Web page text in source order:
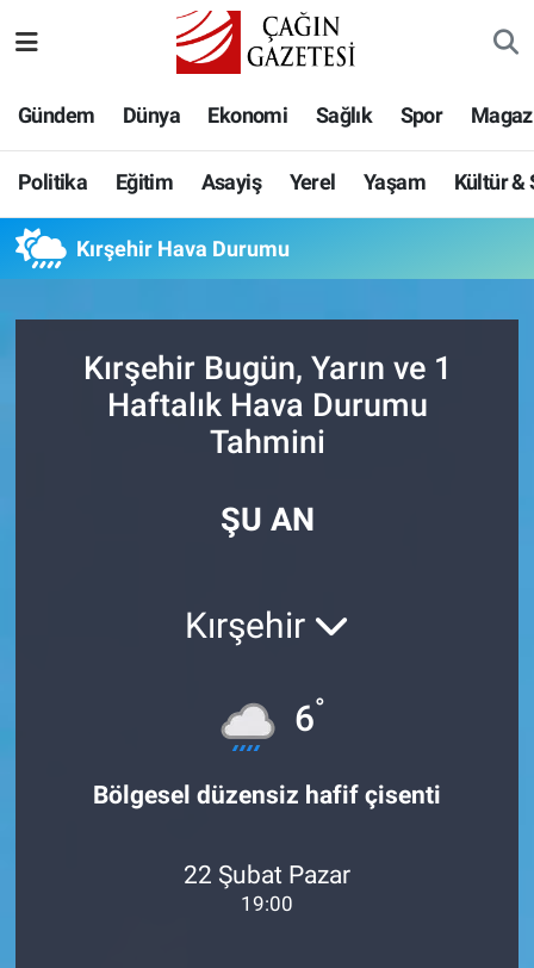
Gündem Dünya Ekonomi Sağlık Spor
Politika Eğitim Asayiş Yerel Yaşam Kültür &
Kırşehir Hava Durumu
Kırşehir Bugün, Yarın ve 1
Haftalık Hava Durumu
Tahmini
ŞU AN
Kırşehir
6°
Bölgesel düzensiz hafif çisenti
22 Şubat Pazar
19:00
Eğitim
Asayiş
Yerel
Kültür & Sanat
Hava Durumu
Namaz Vakitleri
Trafik Durumu
Tüm Manşetler
Son Dakika Haberleri